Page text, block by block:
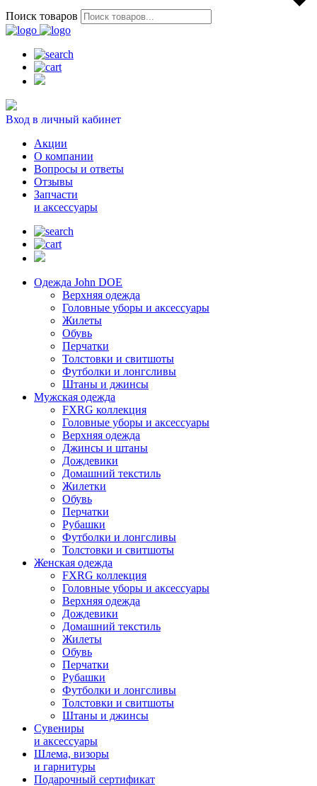
Поиск товаров
Вход в личный кабинет
Акции
О компании
Вопросы и ответы
Отзывы
Запчасти
и аксессуары
Одежда John DOE
Верхняя одежда
Головные уборы и аксессуары
Жилеты
Обувь
Перчатки
Толстовки и свитшоты
Футболки и лонгсливы
Штаны и джинсы
Мужская одежда
FXRG коллекция
Головные уборы и аксессуары
Верхняя одежда
Джинсы и штаны
Дождевики
Домашний текстиль
Жилетки
Обувь
Перчатки
Рубашки
Футболки и лонгсливы
Толстовки и свитшоты
Женская одежда
FXRG коллекция
Головные уборы и аксессуары
Верхняя одежда
Дождевики
Домашний текстиль
Жилеты
Обувь
Перчатки
Рубашки
Футболки и лонгсливы
Толстовки и свитшоты
Штаны и джинсы
Сувениры
и аксессуары
Шлема, визоры
и гарнитуры
Подарочный сертификат